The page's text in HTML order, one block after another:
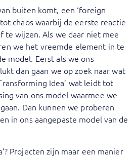
buiten komt, een ‘foreign
chaos waarbij de eerste reactie
te wijzen. Als we daar niet mee
we het vreemde element in te
model. Eerst als we ons
dan gaan we op zoek naar wat
Idea’ wat leidt tot
van ons model waarmee we
Dan kunnen we proberen
in ons aangepaste model van de
Projecten zijn maar een manier